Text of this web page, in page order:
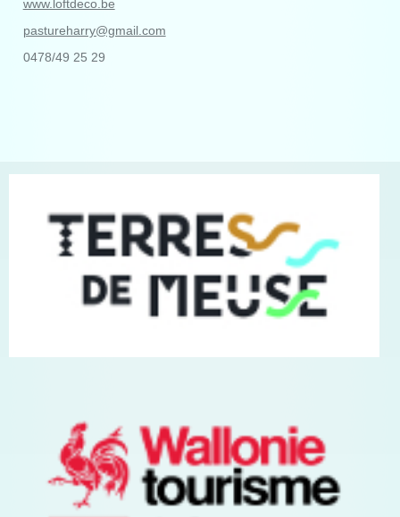
www.loftdeco.be
pastureharry@gmail.com
0478/49 25 29